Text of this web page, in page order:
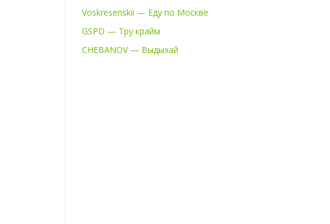
Voskresenskii — Еду по Москве
GSPD — Тру крайм
CHEBANOV — Выдыхай